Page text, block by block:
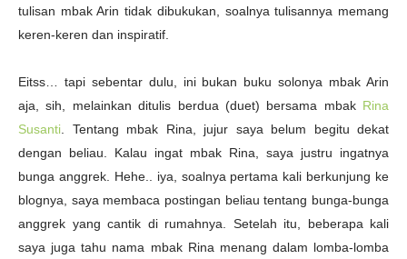
tulisan mbak Arin tidak dibukukan, soalnya tulisannya memang
keren-keren dan inspiratif.
Eitss… tapi sebentar dulu, ini bukan buku solonya mbak Arin
aja, sih, melainkan ditulis berdua (duet) bersama mbak Rina
Susanti . Tentang mbak Rina, jujur saya belum begitu dekat
dengan beliau. Kalau ingat mbak Rina, saya justru ingatnya
bunga anggrek. Hehe.. iya, soalnya pertama kali berkunjung ke
blognya, saya membaca postingan beliau tentang bunga-bunga
anggrek yang cantik di rumahnya. Setelah itu, beberapa kali
saya juga tahu nama mbak Rina menang dalam lomba-lomba